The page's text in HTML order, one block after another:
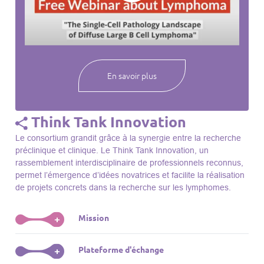
webinaires à venir, des séances précédentes et joignez-vous
notre compréhension des lymphomes et des maladies
En savoir plus
Think Tank Innovation
Le consortium grandit grâce à la synergie entre la recherche
préclinique et clinique. Le Think Tank Innovation, un
rassemblement interdisciplinaire de professionnels reconnus,
permet l’émergence d’idées novatrices et facilite la réalisation
de projets concrets dans la recherche sur les lymphomes.
+ Mission
Le Think Tank initie des projets, façonne des initiatives de
R&D, identifie des porteurs et promeut l’unité parmi les
+ Plateforme d'échange